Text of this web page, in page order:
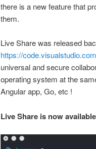
there is a new feature that
them.
Live Share was released
https://
universal and secure
operating system at the
Angular app, Go, etc !
Live Share is now